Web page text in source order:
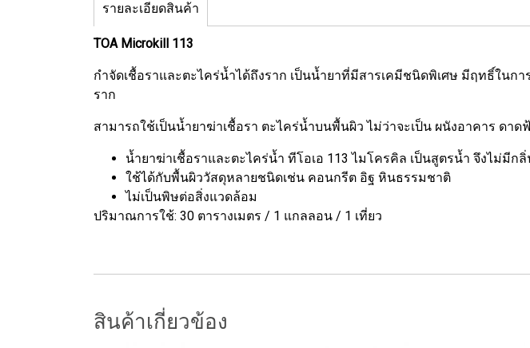
รายละเอียดสินค้า
TOA Microkill 113
กำจัดเชื้อราและตะไคร่น้ำได้ถึงราก เป็นน้ำยาที่มีสารเคมีชนิดพิเศษ มีฤทธิ์ในก
ราก
สามารถใช้เป็นน้ำยาฆ่าเชื้อรา ตะไคร่น้ำบนพื้นผิว ไม่ว่าจะเป็น ผนังอาคาร ดา
น้ำยาฆ่าเชื้อราและตะไคร่น้ำ ทีโอเอ 113 ไมโครคิล เป็นสูตรน้ำ จึงไม่มีก
ใช้ได้กับพื้นผิววัสดุหลายชนิดเช่น คอนกรีต อิฐ หินธรรมชาติ
ไม่เป็นพิษต่อสิ่งแวดล้อม
ปริมาณการใช้: 30 ตารางเมตร / 1 แกลลอน / 1 เที่ยว
สินค้าเกี่ยวข้อง